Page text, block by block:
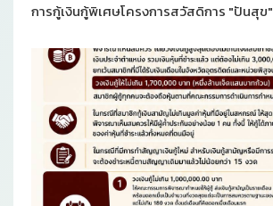
การกู้เงินกู้พิเศษโครงการสวัสดิการ "ปันสุข"